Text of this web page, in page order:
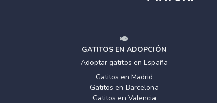
GATITOS EN ADOPCIÓN
Adoptar gatitos en España
Gatitos en Madrid
Gatitos en Barcelona
Gatitos en Valencia